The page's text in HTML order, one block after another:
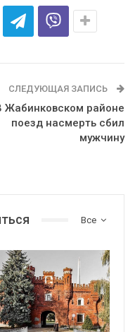
СЛЕДУЮЩАЯ ЗАПИСЬ
Жабинковском районе
поезд насмерть сбил
мужчину
Все